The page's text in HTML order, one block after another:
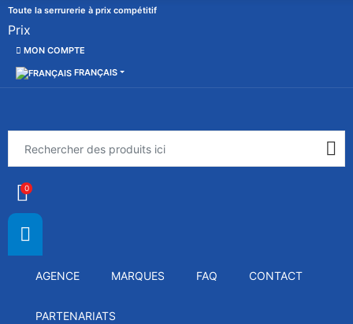
Toute la serrurerie à prix compétitif
Prix
MON COMPTE
FRANÇAIS
0
AGENCE MARQUES FAQ CONTACT
PARTENARIATS